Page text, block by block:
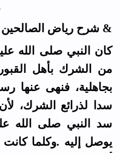
& شرح رياض الصالحين -(1/
كان النبي صلى الله
من الشرك بأهل
بجاهلية، فنهى عنها
سدا لذرائع الشرك،
سد النبي صلى الله
يوصل إليه .وكلما